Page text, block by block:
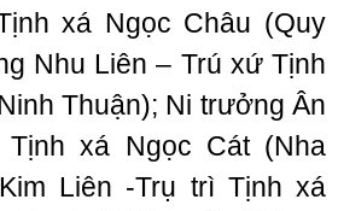
xá Ngọc Châu (Quy
Nhu Liên – Trú xứ Tịnh
Thuận); Ni trưởng Ân
xá Ngọc Cát (Nha
Liên -Trụ trì Tịnh xá